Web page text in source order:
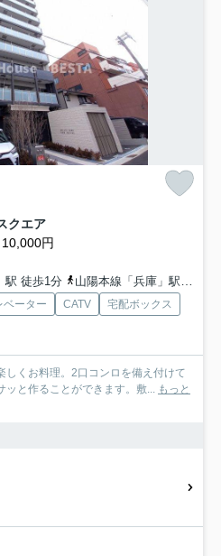
クエア
円
駅 徒歩1分
山陽本線「兵庫」駅 徒歩12分
ベーター CATV
宅配ボックス
しくお料理。2口コンロを備え付けて
と作ることができます。敷...
もっと